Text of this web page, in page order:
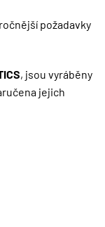
požadavky
, jsou vyráběny
jejich